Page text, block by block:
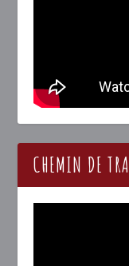
CHEMIN DE